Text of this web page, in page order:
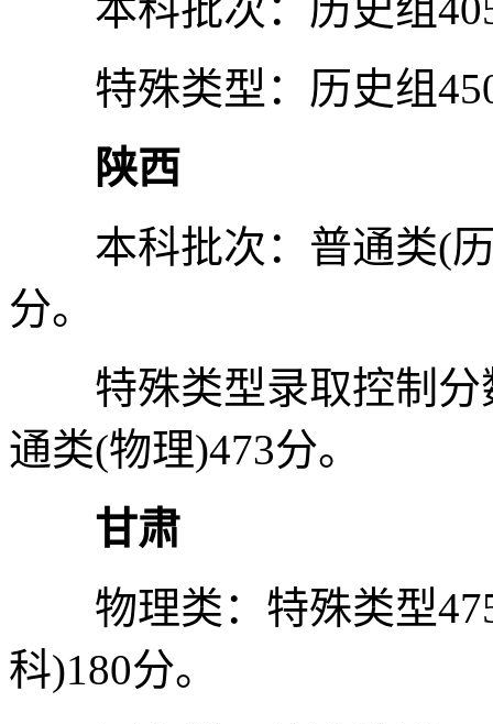
本科批次：历史组405
特殊类型：历史组450
陕西
本科批次：普通类(历
分。
特殊类型录取控制分
通类(物理)473分。
甘肃
物理类：特殊类型475
科)180分。